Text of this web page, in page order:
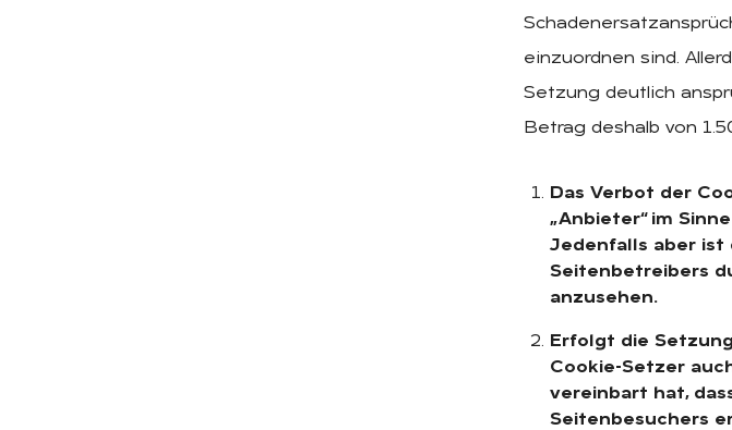
einzuordnen sind.
Setzung deutlich
Betrag deshalb von
Das Verbot der
„Anbieter“ im
Jedenfalls aber ist
Seitenbetreibers
anzusehen.
Erfolgt die
Cookie-Setzer
vereinbart hat,
Seitenbesuchers